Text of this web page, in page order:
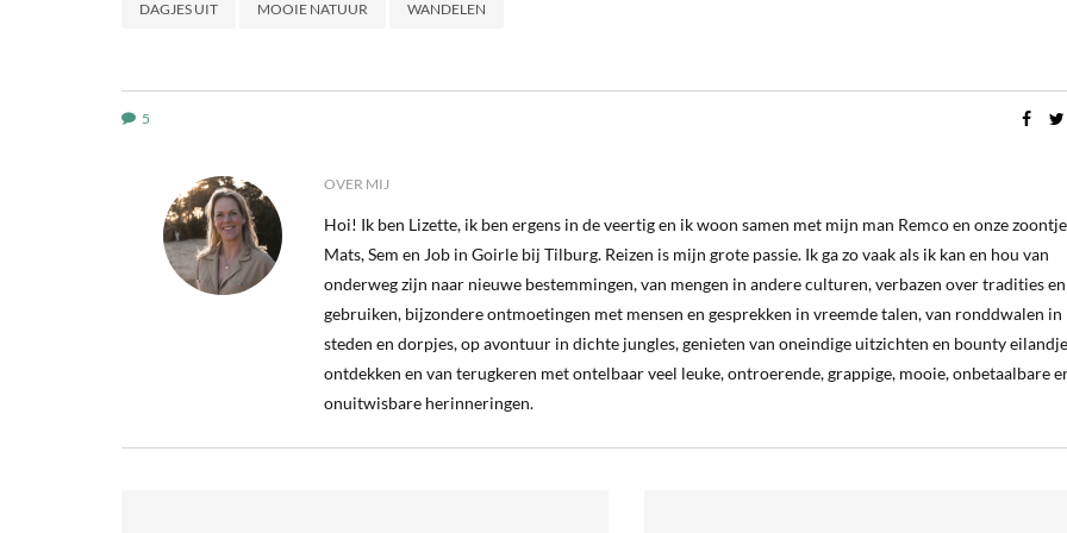
DAGJES UIT MOOIE NATUUR WANDELEN
5
OVER MIJ
Hoi! Ik ben Lizette, ik ben ergens in de veertig en ik woon samen met mijn man Remco en onze
Mats, Sem en Job in Goirle bij Tilburg. Reizen is mijn grote passie. Ik ga zo vaak als ik kan en hou van
onderweg zijn naar nieuwe bestemmingen, van mengen in andere culturen, verbazen over tradities en
gebruiken, bijzondere ontmoetingen met mensen en gesprekken in vreemde talen, van ronddwalen in
steden en dorpjes, op avontuur in dichte jungles, genieten van oneindige uitzichten en bounty
ontdekken en van terugkeren met ontelbaar veel leuke, ontroerende, grappige, mooie, onbetaalbare
onuitwisbare herinneringen.